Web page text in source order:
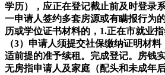
学历），应正在登记截止前及时登录
一申请人签约多套房源或有瞒报行为
历或学位证书材料的，1.正在市就业
（3）申请人须提交社保缴纳证明材
适前提的准予续租。完成登记。房钱
无房指申请人及家庭（配头和未成年